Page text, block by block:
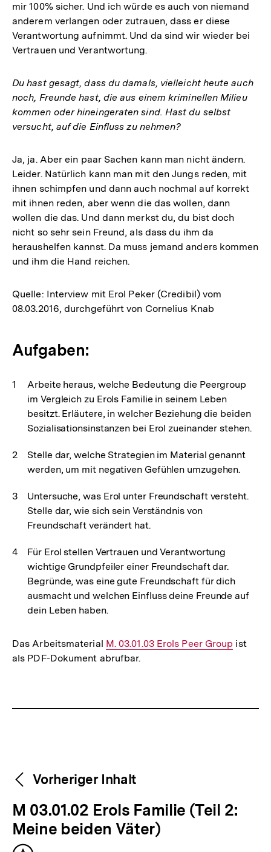
mir 100% sicher. Und ich würde es auch von niemand
anderem verlangen oder zutrauen, dass er diese
Verantwortung aufnimmt. Und da sind wir wieder bei
Vertrauen und Verantwortung.
Du hast gesagt, dass du damals, vielleicht heute auch
noch, Freunde hast, die aus einem kriminellen Milieu
kommen oder hineingeraten sind. Hast du selbst
versucht, auf die Einfluss zu nehmen?
Ja, ja. Aber ein paar Sachen kann man nicht ändern.
Leider. Natürlich kann man mit den Jungs reden, mit
ihnen schimpfen und dann auch nochmal auf korrekt
mit ihnen reden, aber wenn die das wollen, dann
wollen die das. Und dann merkst du, du bist doch
nicht so sehr sein Freund, als dass du ihm da
heraushelfen kannst. Da muss jemand anders kommen
und ihm die Hand reichen.
Quelle: Interview mit Erol Peker (Credibil) vom
08.03.2016, durchgeführt von Cornelius Knab
Aufgaben:
Arbeite heraus, welche Bedeutung die Peergroup
im Vergleich zu Erols Familie in seinem Leben
besitzt. Erläutere, in welcher Beziehung die beiden
Sozialisationsinstanzen bei Erol zueinander stehen.
Stelle dar, welche Strategien im Material genannt
werden, um mit negativen Gefühlen umzugehen.
Untersuche, was Erol unter Freundschaft versteht.
Stelle dar, wie sich sein Verständnis von
Freundschaft verändert hat.
Für Erol stellen Vertrauen und Verantwortung
wichtige Grundpfeiler einer Freundschaft dar.
Begründe, was eine gute Freundschaft für dich
ausmacht und welchen Einfluss deine Freunde auf
dein Leben haben.
Das Arbeitsmaterial Interner
Link:
M. 03.01.03 Erols Peer Group ist
als PDF-Dokument abrufbar.
Weitere
Inhalte
Content-
Navigation
Vorheriger Inhalt
V
o
r
M 03.01.02 Erols Familie (Teil 2:
Meine beiden Väter)